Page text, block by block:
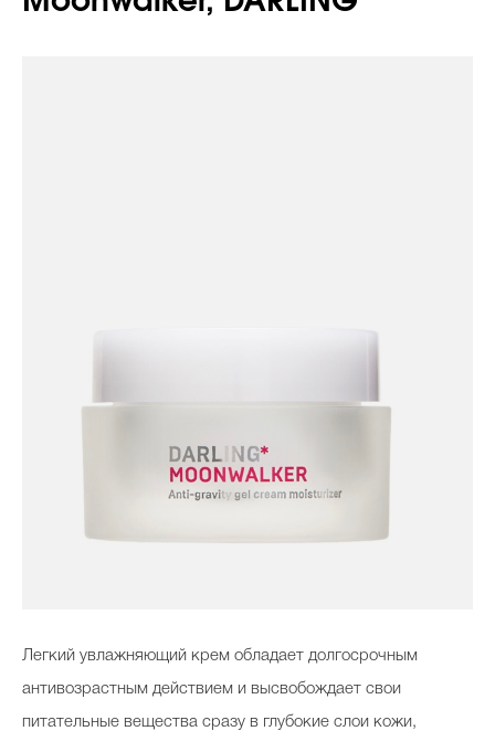
Легкий увлажняющий крем обладает долгосрочным
антивозрастным действием и высвобождает свои
питательные вещества сразу в глубокие слои кожи,